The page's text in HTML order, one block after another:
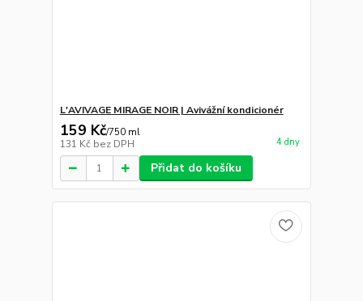
L'AVIVAGE MIRAGE NOIR | Avivážní kondicionér
159 Kč/750 ml
131 Kč bez DPH 4 dny
Přidat do košíku